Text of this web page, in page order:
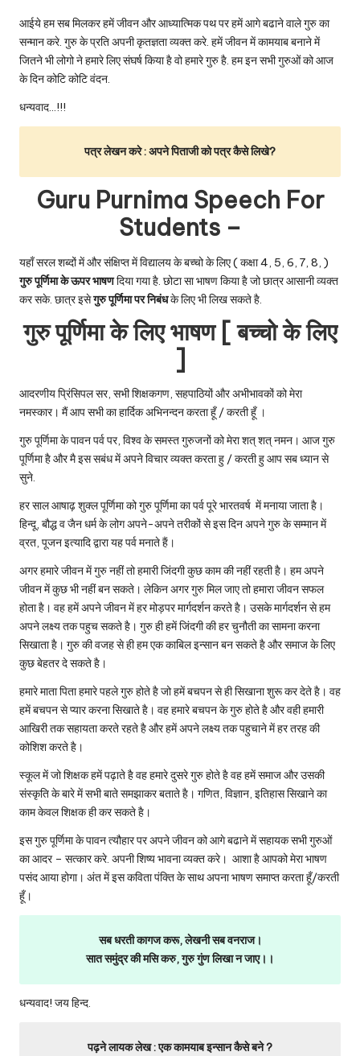
आईये हम सब मिलकर हमें जीवन और आध्यात्मिक पथ पर हमें आगे बढाने वाले गुरु का
सन्मान करे. गुरु के प्रति अपनी कृतज्ञता व्यक्त करे. हमें जीवन में कामयाब बनाने में
जितने भी लोगो ने हमारे लिए संघर्ष किया है वो हमारे गुरु है. हम इन सभी गुरुओं को आज
के दिन कोटि कोटि वंदन.
धन्यवाद…!!!
पत्र लेखन करे :अपने पिताजी को पत्र कैसे लिखे?
Guru Purnima Speech For
Students –
यहाँ सरल शब्दों में और संक्षिप्त में विद्यालय के बच्चो के लिए ( कक्षा 4, 5, 6, 7, 8, )
गुरु पूर्णिमा के ऊपर भाषणदिया गया है. छोटा सा भाषण किया है जो छात्र आसानी व्यक्त
कर सके. छात्र इसेगुरु पूर्णिमा पर निबंधके लिए भी लिख सकते है.
गुरु पूर्णिमा के लिए भाषण [ बच्चो के लिए
]
आदरणीय प्रिंसिपल सर, सभी शिक्षकगण, सहपाठियों और अभीभावकों को मेरा
नमस्कार। मैं आप सभी का हार्दिक अभिनन्दन करता हूँ / करती हूँ ।
गुरु पूर्णिमा के पावन पर्व पर, विश्व के समस्त गुरुजनों को मेरा शत् शत् नमन। आज गुरु
पूर्णिमा है और मै इस सबंध में अपने विचार व्यक्त करता हु / करती हु आप सब ध्यान से
सुने.
हर साल आषाढ़ शुक्ल पूर्णिमा को गुरु पूर्णिमा का पर्व पूरे भारतवर्ष में मनाया जाता है।
हिन्दू, बौद्ध व जैन धर्म के लोग अपने-अपने तरीकों से इस दिन अपने गुरु के सम्मान में
व्रत, पूजन इत्यादि द्वारा यह पर्व मनाते हैं।
अगर हमारे जीवन में गुरु नहीं तो हमारी जिंदगी कुछ काम की नहीं रहती है। हम अपने
जीवन में कुछ भी नहीं बन सकते। लेकिन अगर गुरु मिल जाए तो हमारा जीवन सफल
होता है। वह हमें अपने जीवन में हर मोड़पर मार्गदर्शन करते है। उसके मार्गदर्शन से हम
अपने लक्ष्य तक पहुच सकते है। गुरु ही हमें जिंदगी की हर चुनौती का सामना करना
सिखाता है। गुरु की वजह से ही हम एक काबिल इन्सान बन सकते है और समाज के लिए
कुछ बेहतर दे सकते है।
हमारे माता पिता हमारे पहले गुरु होते है जो हमें बचपन से ही सिखाना शुरू कर देते है। वह
हमें बचपन से प्यार करना सिखाते है। वह हमारे बचपन के गुरु होते है और वही हमारी
आखिरी तक सहायता करते रहते है और हमें अपने लक्ष्य तक पहुचाने में हर तरह की
कोशिश करते है।
स्कूल में जो शिक्षक हमें पढ़ाते है वह हमारे दुसरे गुरु होते है वह हमें समाज और उसकी
संस्कृति के बारे में सभी बाते समझाकर बताते है। गणित, विज्ञान, इतिहास सिखाने का
काम केवल शिक्षक ही कर सकते है।
इस गुरु पूर्णिमा के पावन त्यौहार पर अपने जीवन को आगे बढाने में सहायक सभी गुरुओं
का आदर – सत्कार करे. अपनी शिष्य भावना व्यक्त करे। आशा है आपको मेरा भाषण
पसंद आया होगा। अंत में इस कविता पंक्ति के साथ अपना भाषण समाप्त करता हूँ/करती
हूँ।
सब धरती कागज करू, लेखनी सब वनराज।
सात समुंद्र की मसि करु, गुरु गुंण लिखा न जाए।।
धन्यवाद! जय हिन्द.
पढ़ने लायक लेख :एक कामयाब इन्सान कैसे बने ?